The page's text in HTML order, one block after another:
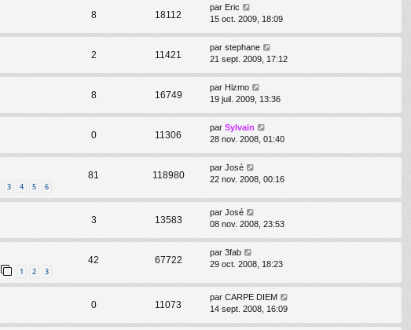
8 18112
par Eric
15 oct. 2009, 18:09
2 11421
par stephane
21 sept. 2009, 17:12
8 16749
par Hizmo
19 juil. 2009, 13:36
0 11306
par Sylvain
28 nov. 2008, 01:40
3 4 5 6
81 118980
par José
22 nov. 2008, 00:16
3 13583
par José
08 nov. 2008, 23:53
1 2 3
42 67722
par 3fab
29 oct. 2008, 18:23
0 11073
par CARPE DIEM
14 sept. 2008, 16:09